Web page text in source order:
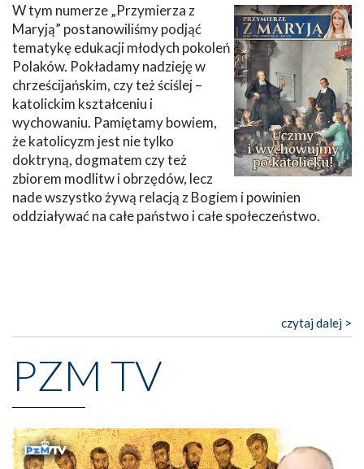
W tym numerze „Przymierza z
Maryją” postanowiliśmy podjąć
tematykę edukacji młodych pokoleń
Polaków. Pokładamy nadzieję w
chrześcijańskim, czy też ściślej –
katolickim kształceniu i
wychowaniu. Pamiętamy bowiem,
że katolicyzm jest nie tylko
doktryną, dogmatem czy też
zbiorem modlitw i obrzędów, lecz
nade wszystko żywą relacją z Bogiem i powinien
oddziaływać na całe państwo i całe społeczeństwo.
czytaj dalej >
PZM TV